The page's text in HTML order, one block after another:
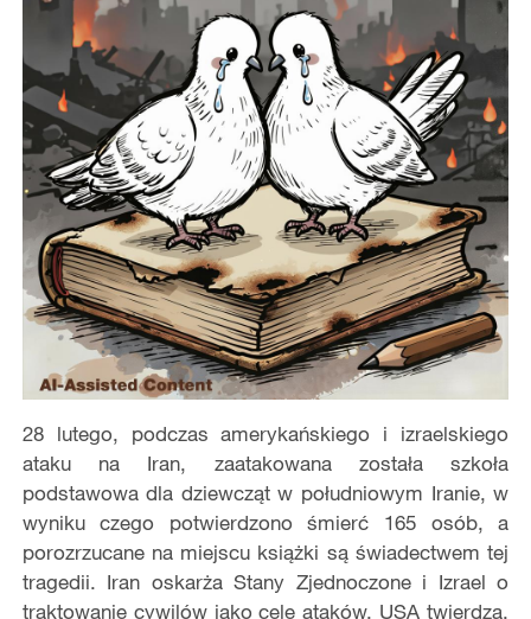
28 lutego, podczas amerykańskiego i izraelskiego
ataku na Iran, zaatakowana została szkoła
podstawowa dla dziewcząt w południowym Iranie, w
wyniku czego potwierdzono śmierć 165 osób, a
porozrzucane na miejscu książki są świadectwem tej
tragedii. Iran oskarża Stany Zjednoczone i Izrael o
traktowanie cywilów jako cele ataków. USA twierdzą,